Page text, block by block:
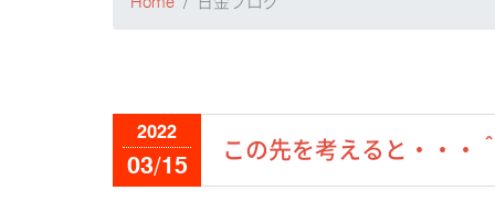
2022
03/15
この先を考えると・・・